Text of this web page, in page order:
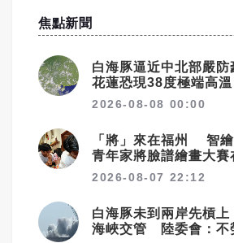
焦點新聞
白海豚逼近中北部嚴
花蓮恐現38度極端高溫
2026-08-08 00:00
「將」來在福州 智
青年家將臉譜繪畫大賽
2026-08-07 22:12
白海豚未到兩岸先槓
海峽交管 陸委會：不